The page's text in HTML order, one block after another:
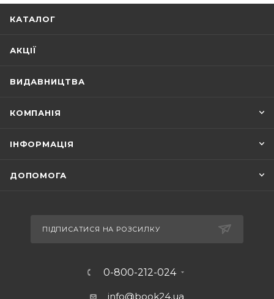
КАТАЛОГ
АКЦІЇ
ВИДАВНИЦТВА
КОМПАНІЯ
ІНФОРМАЦІЯ
ДОПОМОГА
ПІДПИСАТИСЯ НА РОЗСИЛКУ
0-800-212-024
info@book24.ua